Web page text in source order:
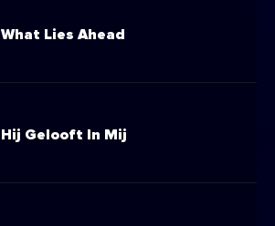
What Lies Ahead
Hij Gelooft In Mij